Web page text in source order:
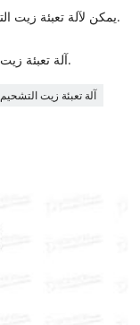
2. يمكن لآلة تعبئة زيت التشحيم ضبط المسافة والارتفاع في نطاق معين.
3. آلة تعبئة زيت المحرك يمكنها تعبئة الزيت والمنتجات السائلة.
آلة تعبئة زيت التشحيم